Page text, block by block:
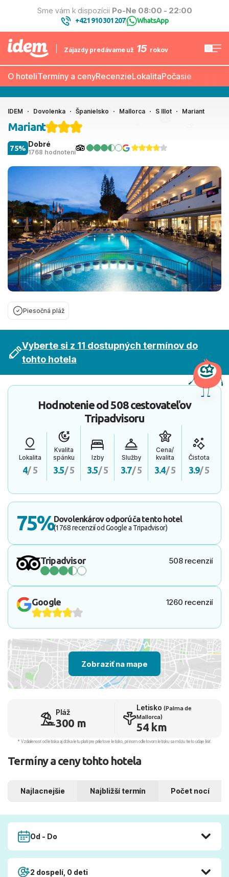
Sme vám k dispozícii Po-Ne 08:00 - 22:00
+421 910 301 207| WhatsApp
Zájazdy predávame už 15 rokov
O hoteliTermíny a cenyRecenzieLokalitaPočasie
IDEM Dovolenka Španielsko Mallorca S Illot Mariant
Mariant
Dobré
1768 hodnotení
75%
Piesočná pláž
Vyberte si z 11 dostupných termínov do
tohto hotela
Hodnotenie od508 cestovateľov
Tripadvisoru
Lokalita
4/ 5
Kvalita
spánku
3.5/ 5
Izby
3.5/ 5
Služby
3.7/ 5
Cena/
kvalita
3.4/ 5
Čistota
3.9/ 5
75%Dovolenkárov odporúča tento hotel
(1768 recenzií od Google a Tripadvisor)
Tripadvisor 508 recenzií
Google 1260 recenzií
Zobraziť na mape
Pláž
300 m
Letisko (Palma de
Mallorca)
54 km
* Vzdialenosť od letiska aj dľžka letu platí pre príletové letisko, pri inom odletovom letisku sa môžu tieto údaje líšiť.
Termíny a ceny tohto hotela
Najlacnejšie Najbližší termín Počet nocí
Od - Do
2 dospelí, 0 deti